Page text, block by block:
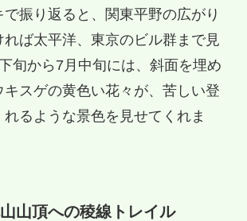
振り返ると、関東平野の広がり
ば太平洋、東京のビル群まで見
旬から7月中旬には、斜面を埋め
キスゲの黄色い花々が、苦しい登
れるような景色を見せてくれま
山頂への稜線トレイル